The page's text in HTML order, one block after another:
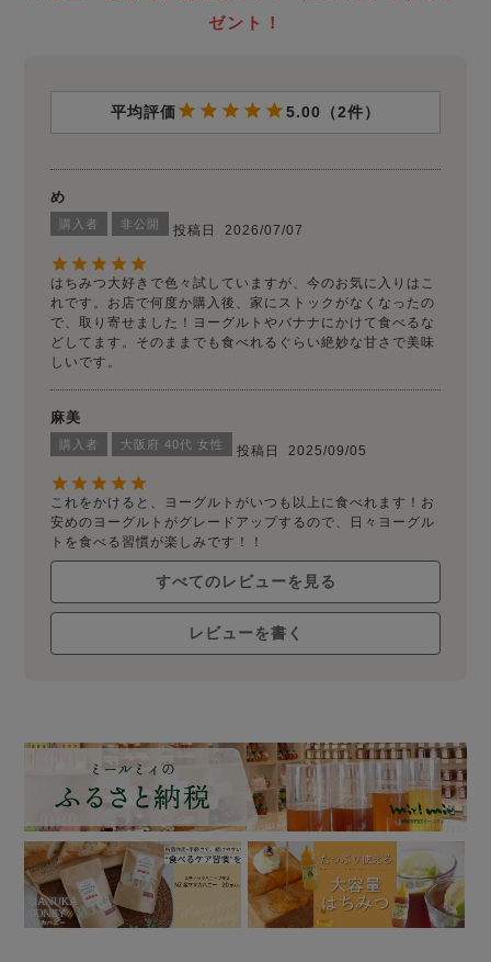
ゼント！
5.00 2
め
購入者 非公開 投稿日 2026/07/07
はちみつ大好きで色々試していますが、今のお気に入りはこ
れです。お店で何度か購入後、家にストックがなくなったの
で、取り寄せました！ヨーグルトやバナナにかけて食べるな
どしてます。そのままでも食べれるぐらい絶妙な甘さで美味
しいです。
麻美
購入者 大阪府 40代 女性 投稿日 2025/09/05
これをかけると、ヨーグルトがいつも以上に食べれます！お
安めのヨーグルトがグレードアップするので、日々ヨーグル
トを食べる習慣が楽しみです！！
すべてのレビューを見る
レビューを書く